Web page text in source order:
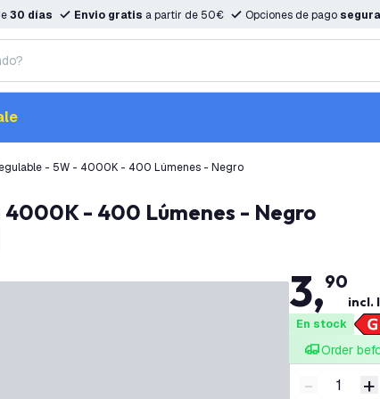
30 días Envio gratis a partir de 50€ Opciones de pago
- 5W - 4000K - 400 Lúmenes - Negro
4000K - 400 Lúmenes - Negro
3,90
incl.
En stock
Order
Disminuir
- +